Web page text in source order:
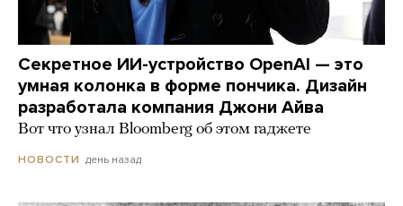
Секретное ИИ-устройство OpenAI — это
умная колонка в форме пончика. Дизайн
разработала компания Джони Айва
Вот что узнал Bloomberg об этом гаджете
НОВОСТИ день назад